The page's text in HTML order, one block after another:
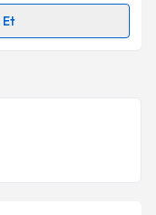
ilişkinAydınlatma
belirtilen
bilgilendireceğiz.